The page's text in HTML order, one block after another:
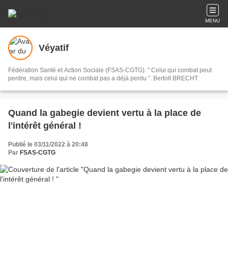
MENU
Véyatif
Fédération Santé et Action Sociale (FSAS-CGTG). " Celui qui combat peut
perdre, mais celui qui ne combat pas a déjà perdu ". Bertolt BRECHT
Quand la gabegie devient vertu à la place de
l'intérêt général !
Publié le 03/11/2022 à 20:48
Par FSAS-CGTG